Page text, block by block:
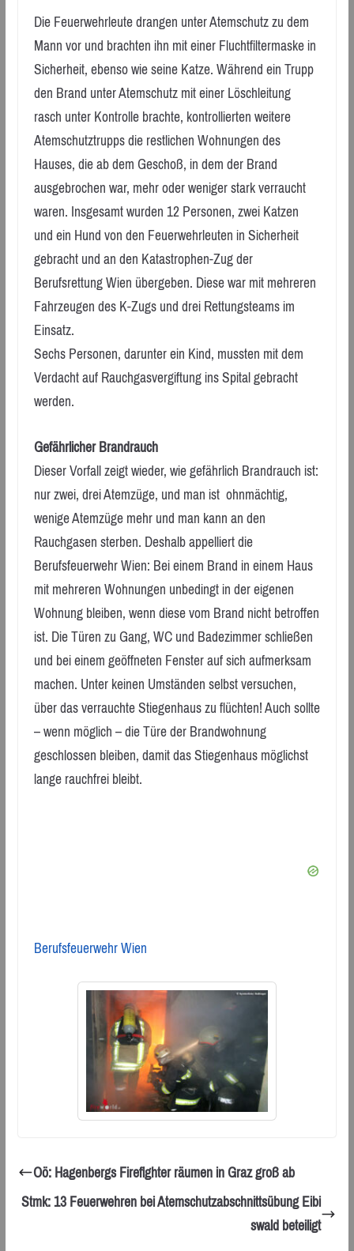
Die Feuerwehrleute drangen unter Atemschutz zu dem
Mann vor und brachten ihn mit einer Fluchtfiltermaske in
Sicherheit, ebenso wie seine Katze. Während ein Trupp
den Brand unter Atemschutz mit einer Löschleitung
rasch unter Kontrolle brachte, kontrollierten weitere
Atemschutztrupps die restlichen Wohnungen des
Hauses, die ab dem Geschoß, in dem der Brand
ausgebrochen war, mehr oder weniger stark verraucht
waren. Insgesamt wurden 12 Personen, zwei Katzen
und ein Hund von den Feuerwehrleuten in Sicherheit
gebracht und an den Katastrophen-Zug der
Berufsrettung Wien übergeben. Diese war mit mehreren
Fahrzeugen des K-Zugs und drei Rettungsteams im
Einsatz.
Sechs Personen, darunter ein Kind, mussten mit dem
Verdacht auf Rauchgasvergiftung ins Spital gebracht
werden.
Gefährlicher Brandrauch
Dieser Vorfall zeigt wieder, wie gefährlich Brandrauch ist:
nur zwei, drei Atemzüge, und man ist ohnmächtig,
wenige Atemzüge mehr und man kann an den
Rauchgasen sterben. Deshalb appelliert die
Berufsfeuerwehr Wien: Bei einem Brand in einem Haus
mit mehreren Wohnungen unbedingt in der eigenen
Wohnung bleiben, wenn diese vom Brand nicht betroffen
ist. Die Türen zu Gang, WC und Badezimmer schließen
und bei einem geöffneten Fenster auf sich aufmerksam
machen. Unter keinen Umständen selbst versuchen,
über das verrauchte Stiegenhaus zu flüchten! Auch sollte
– wenn möglich – die Türe der Brandwohnung
geschlossen bleiben, damit das Stiegenhaus möglichst
lange rauchfrei bleibt.
Berufsfeuerwehr Wien
Oö: Hagenbergs Firefighter räumen in Graz groß ab
Stmk: 13 Feuerwehren bei Atemschutzabschnittsübung Eibi
swald beteiligt